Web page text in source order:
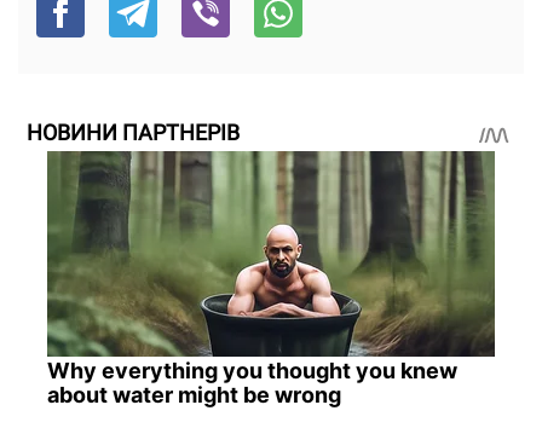
НОВИНИ ПАРТНЕРІВ
Why everything you thought you knew
about water might be wrong